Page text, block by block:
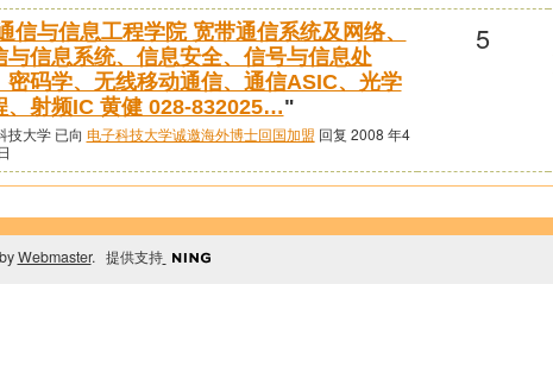
信与信息工程学院 宽带通信系统及网络、
与信息系统、信息安全、信号与信息处
密码学、无线移动通信、通信ASIC、光学
、射频IC 黄健 028-832025…"
技大学 已向 电子科技大学诚邀海外博士回国加盟 回复 2008 年4
5
Webmaster. 提供支持